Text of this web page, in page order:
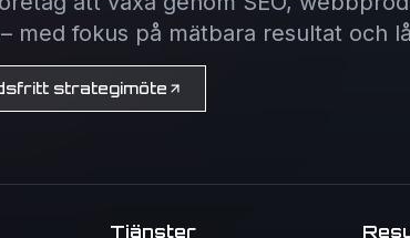
med fokus på mätbara resultat och
strategimöte
Tjänster